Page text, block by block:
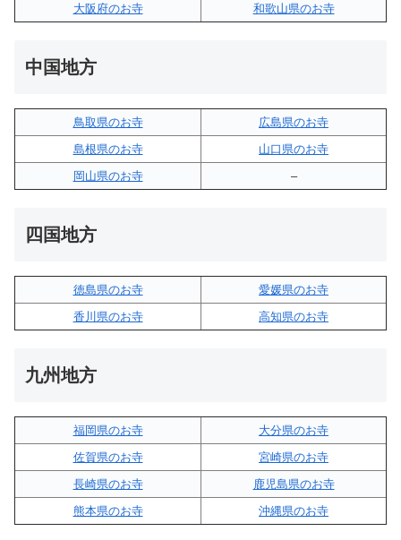
大阪府のお寺
和歌山県のお寺
中国地方
鳥取県のお寺
広島県のお寺
島根県のお寺
山口県のお寺
岡山県のお寺
–
四国地方
徳島県のお寺
愛媛県のお寺
香川県のお寺
高知県のお寺
九州地方
福岡県のお寺
大分県のお寺
佐賀県のお寺
宮崎県のお寺
長崎県のお寺
鹿児島県のお寺
熊本県のお寺
沖縄県のお寺